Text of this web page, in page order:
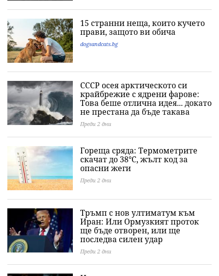
15 странни неща, които кучето
прави, защото ви обича
dogsandcats.bg
СССР осея арктическото си
крайбрежие с ядрени фарове:
Това беше отлична идея... докато
не престана да бъде такава
Преди 2 дни
Гореща сряда: Термометрите
скачат до 38°C, жълт код за
опасни жеги
Преди 2 дни
Тръмп с нов ултиматум към
Иран: Или Ормузкият проток
ще бъде отворен, или ще
последва силен удар
Преди 2 дни